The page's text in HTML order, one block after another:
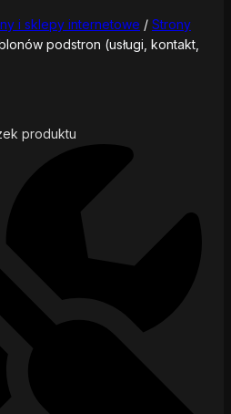
i sklepy internetowe / Strony
podstron (usługi, kontakt,